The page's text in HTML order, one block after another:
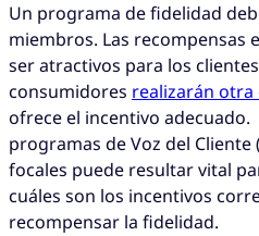
Un programa de fidelidad
miembros. Las recompensas
ser atractivos para los
consumidores realizarán otra
ofrece el incentivo adecuado.
programas de Voz del Cliente
focales puede resultar vital
cuáles son los incentivos
recompensar la fidelidad.